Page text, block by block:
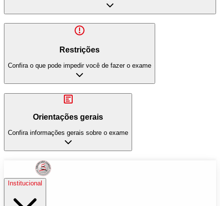
Restrições
Confira o que pode impedir você de fazer o exame
Orientações gerais
Confira informações gerais sobre o exame
Institucional